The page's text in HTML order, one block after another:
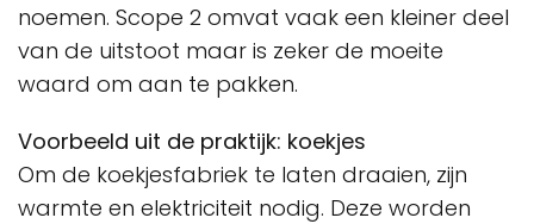
noemen. Scope 2 omvat vaak een kleiner deel
van de uitstoot maar is zeker de moeite
waard om aan te pakken.
Voorbeeld uit de praktijk: koekjes
Om de koekjesfabriek te laten draaien, zijn
warmte en elektriciteit nodig. Deze worden